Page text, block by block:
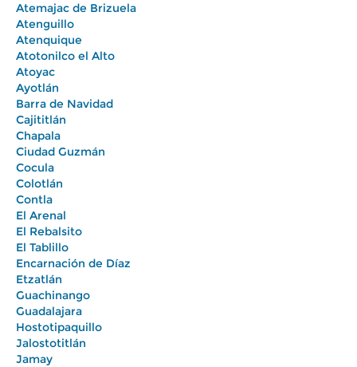
Atemajac de Brizuela
Atenguillo
Atenquique
Atotonilco el Alto
Atoyac
Ayotlán
Barra de Navidad
Cajititlán
Chapala
Ciudad Guzmán
Cocula
Colotlán
Contla
El Arenal
El Rebalsito
El Tablillo
Encarnación de Díaz
Etzatlán
Guachinango
Guadalajara
Hostotipaquillo
Jalostotitlán
Jamay